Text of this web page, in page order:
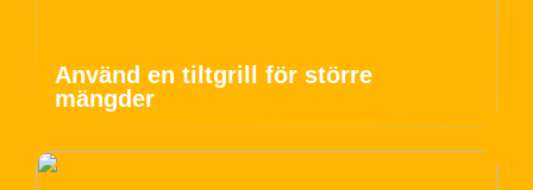
Använd en tiltgrill för större
mängder